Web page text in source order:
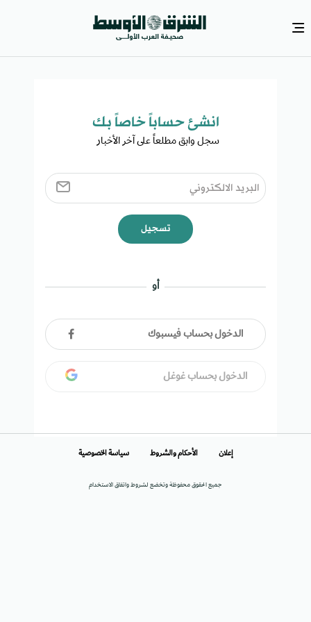
انشئ حساباً خاصاً بك​
سجل وابق مطلعاً على آخر الأخبار ​
تسجيل
أو
الدخول بحساب فيسبوك
الدخول بحساب غوغل
جميع الحقوق محفوظة وتخضع لشروط واتفاق الاستخدام
إعلان الأحكام والشروط سياسة الخصوصية